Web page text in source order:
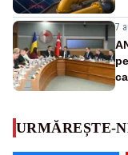
7
URMĂREȘTE-